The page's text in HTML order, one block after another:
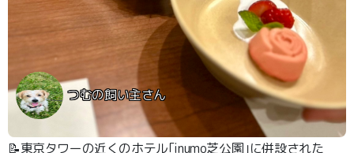
つむの飼い主さん
📝東京タワーの近くのホテル｢inumo芝公園｣に併設された